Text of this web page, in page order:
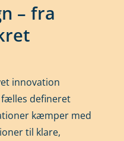
– fra
innovation
defineret
kæmper med
til klare,